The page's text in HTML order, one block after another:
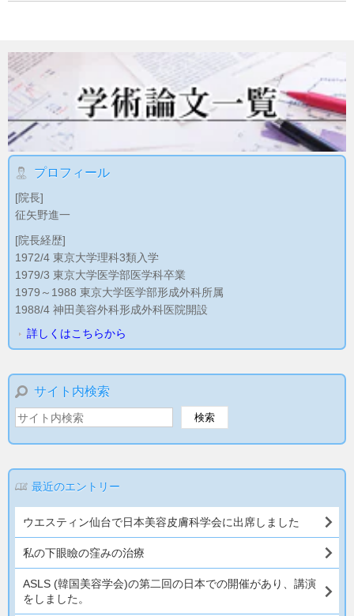
プロフィール
[院長]
征矢野進一
[院長経歴]
1972/4 東京大学理科3類入学
1979/3 東京大学医学部医学科卒業
1979～1988 東京大学医学部形成外科所属
1988/4 神田美容外科形成外科医院開設
詳しくはこちらから
サイト内検索
最近のエントリー
ウエスティン仙台で日本美容皮膚科学会に出席しました
私の下眼瞼の窪みの治療
ASLS (韓国美容学会)の第二回の日本での開催があり、講演
をしました。